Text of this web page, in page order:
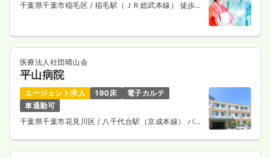
千葉県千葉市稲毛区 / 稲毛駅（ＪＲ総武本線） 徒歩8
医療法人社団晴山会
平山病院
エージェント求人 190床
電子カルテ
車通勤可
千葉県千葉市花見川区 / 八千代台駅（京成本線） バス